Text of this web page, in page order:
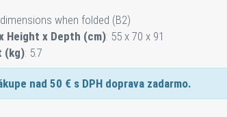
when folded (B2)
Height x Depth (cm): 55 x 70 x 91
(kg): 5.7
nad 50 € s DPH doprava zadarmo.